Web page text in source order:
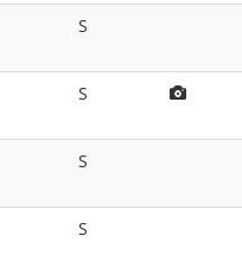
S
S
S
S